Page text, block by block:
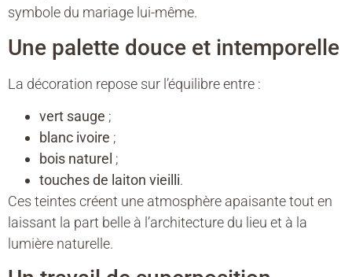
symbole du mariage lui-même.
Une palette douce et intemporelle
La décoration repose sur l’équilibre entre :
vert sauge ;
blanc ivoire ;
bois naturel ;
touches de laiton vieilli.
Ces teintes créent une atmosphère apaisante tout en
laissant la part belle à l’architecture du lieu et à la
lumière naturelle.